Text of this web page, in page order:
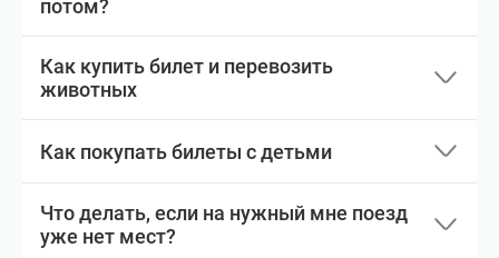
потом?
Как купить билет и перевозить
животных
Как покупать билеты с детьми
Что делать, если на нужный мне поезд
уже нет мест?